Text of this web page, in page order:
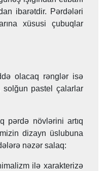
ibarətdir. Pərdələri
xüsusi çubuqlar
olacaq rənglər isə
solğun pastel çalarlar
pərdə növlərini artıq
dizayn üslubuna
nəzər salaq:
ilə xarakterizə